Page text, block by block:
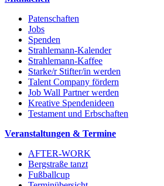
Patenschaften
Jobs
Spenden
Strahlemann-Kalender
Strahlemann-Kaffee
Starke/r Stifter/in werden
Talent Company fördern
Job Wall Partner werden
Kreative Spendenideen
Testament und Erbschaften
Veranstaltungen & Termine
AFTER-WORK
Bergstraße tanzt
Fußballcup